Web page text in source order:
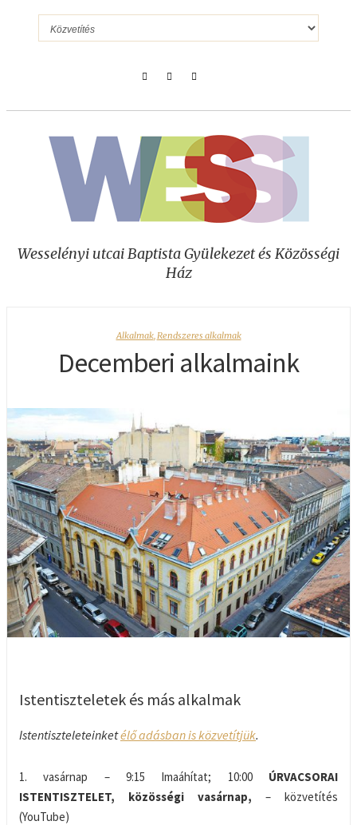
Wesselényi utcai Baptista Gyülekezet és Közösségi
Ház
Alkalmak,Rendszeres alkalmak
Decemberi alkalmaink
Istentiszteletek és más alkalmak
Istentiszteleteinketélő adásban is közvetítjük.
1. vasárnap – 9:15 Imaáhítat; 10:00 ÚRVACSORAI
ISTENTISZTELET, közösségi vasárnap, – közvetítés
(YouTube)